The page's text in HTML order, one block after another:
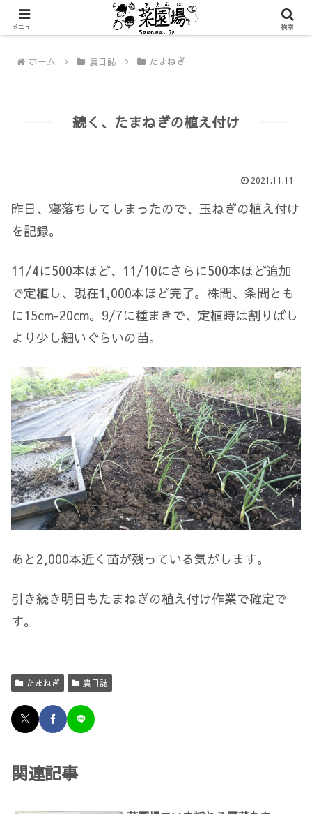
ホーム 農日誌 たまねぎ
続く、たまねぎの植え付け
2021.11.11
昨日、寝落ちしてしまったので、玉ねぎの植え付け
を記録。
11/4に500本ほど、11/10にさらに500本ほど追加
で定植し、現在1,000本ほど完了。株間、条間とも
に15cm-20cm。9/7に種まきで、定植時は割りばし
より少し細いぐらいの苗。
あと2,000本近く苗が残っている気がします。
引き続き明日もたまねぎの植え付け作業で確定で
す。
たまねぎ 農日誌
関連記事
メニュー 検索